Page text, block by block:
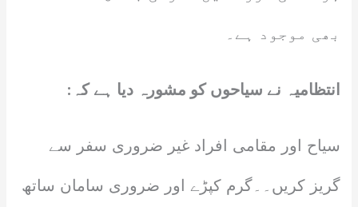
بھی موجود ہے۔
انتظامیہ نے سیاحوں کو مشورہ دیا ہے کہ:
سیاح اور مقامی افراد غیر ضروری سفر سے
گریز کریں۔۔گرم کپڑے اور ضروری سامان ساتھ